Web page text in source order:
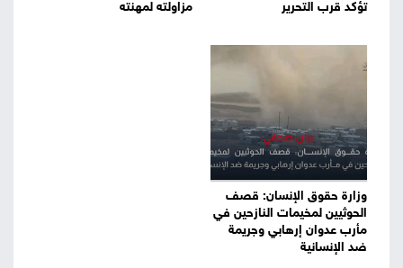
تؤكد قرب التحرير
مزاولته لمهنته
وزارة حقوق الإنسان: قصف
الحوثيين لمخيمات النازحين في
مأرب عدوان إرهابي وجريمة
ضد الإنسانية